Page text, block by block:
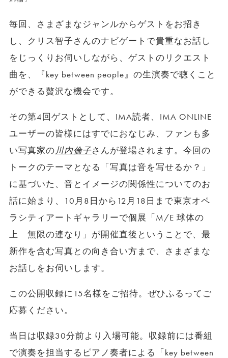
毎回、さまざまなジャンルからゲストをお招き
し、クリス智子さんのナビゲートで貴重なお話し
をじっくりお伺いしながら、ゲストのリクエスト
曲を、『key between people』の生演奏で聴くこと
ができる贅沢な機会です。
その第4回ゲストとして、IMA読者、IMA ONLINE
ユーザーの皆様にはすでにおなじみ、ファンも多
い写真家の川内倫子さんが登場されます。今回の
トークのテーマとなる「写真は音を写せるか？」
に基づいた、音とイメージの関係性についてのお
話に始まり、10月8日から12月18日まで東京オペ
ラシティアートギャラリーで個展「M/E 球体の
上 無限の連なり」が開催直後ということで、最
新作を含む写真との向き合い方まで、さまざまな
お話しをお伺いします。
この公開収録に15名様をご招待。ぜひふるってご
応募ください。
当日は収録30分前より入場可能。収録前には番組
で演奏を担当するピアノ奏者による「key between